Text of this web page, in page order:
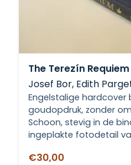
The Terezín Requiem
Josef Bor, Edith
Engelstalige
goudopdruk, zonder
Schoon, stevig in de
ingeplakte fotodetail
€30,00